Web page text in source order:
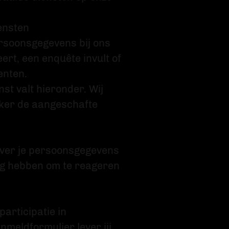
bij ons
een enquête invult of
valt hieronder. Wij
de aangeschafte
je persoonsgegevens
hebben om te reageren
in